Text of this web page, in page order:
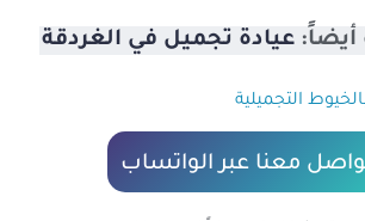
أيضاً: عيادة تجميل في الغردقة
التجميلية
معنا عبر الواتساب